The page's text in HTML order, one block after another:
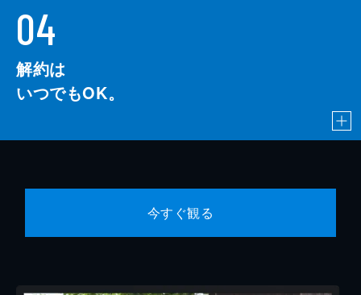
04
解約は
いつでもOK。
今すぐ観る